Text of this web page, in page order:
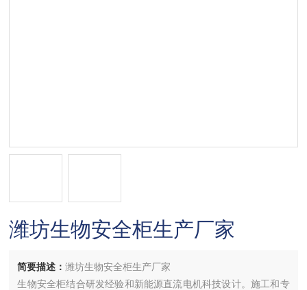
潍坊生物安全柜生产厂家
简要描述：潍坊生物安全柜生产厂家
生物安全柜结合研发经验和新能源直流电机科技设计。施工和专